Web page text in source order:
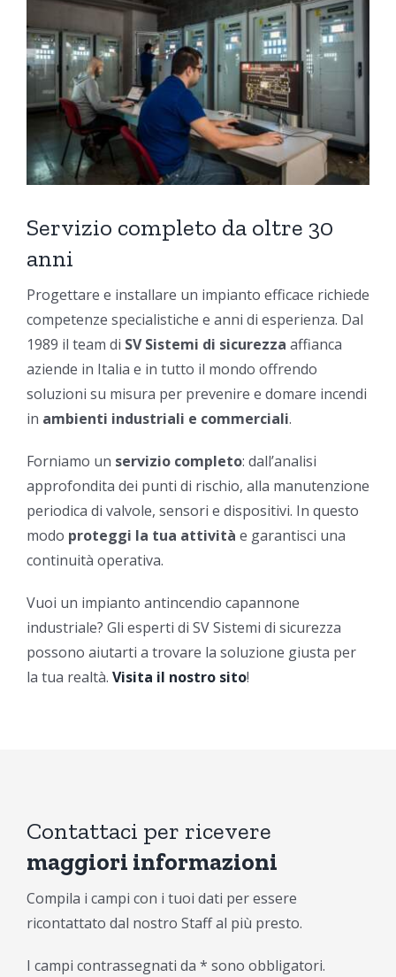
Servizio completo da oltre 30
anni
Progettare e installare un impianto efficace richiede
competenze specialistiche e anni di esperienza. Dal
1989 il team di SV Sistemi di sicurezza affianca
aziende in Italia e in tutto il mondo offrendo
soluzioni su misura per prevenire e domare incendi
in ambienti industriali e commerciali.
Forniamo un servizio completo: dall’analisi
approfondita dei punti di rischio, alla manutenzione
periodica di valvole, sensori e dispositivi. In questo
modo proteggi la tua attività e garantisci una
continuità operativa.
Vuoi un impianto antincendio capannone
industriale? Gli esperti di SV Sistemi di sicurezza
possono aiutarti a trovare la soluzione giusta per
la tua realtà. Visita il nostro sito!
Contattaci per ricevere
maggiori informazioni
Compila i campi con i tuoi dati per essere
ricontattato dal nostro Staff al più presto.
I campi contrassegnati da * sono obbligatori.